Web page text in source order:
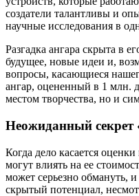
создатели талантливы и
научные исследования в
Разгадка ангара скрыта в
будущее, новые идеи и,
вопросы, касающиеся
ангар, оцененный в 1 млн.
местом творчества, но и
Неожиданный секрет
Когда дело касается
могут влиять на ее
может серьезно обмануть,
скрытый потенциал,